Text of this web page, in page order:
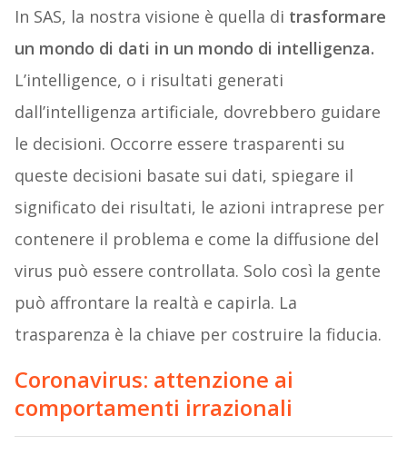
In SAS, la nostra visione è quella di trasformare
un mondo di dati in un mondo di intelligenza.
L’intelligence, o i risultati generati
dall’intelligenza artificiale, dovrebbero guidare
le decisioni. Occorre essere trasparenti su
queste decisioni basate sui dati, spiegare il
significato dei risultati, le azioni intraprese per
contenere il problema e come la diffusione del
virus può essere controllata. Solo così la gente
può affrontare la realtà e capirla. La
trasparenza è la chiave per costruire la fiducia.
Coronavirus: attenzione ai
comportamenti irrazionali